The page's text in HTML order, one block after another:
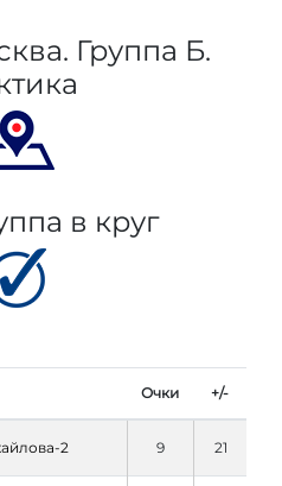
Группа Б.
в круг
Очки +/-
2 9 21